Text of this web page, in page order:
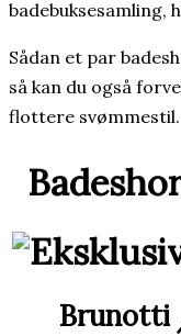
badebuksesamling,
Sådan et par
så kan du også
flottere svømmestil.
Brunotti